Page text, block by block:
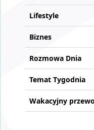
Lifestyle
Biznes
Rozmowa Dnia
Temat Tygodnia
Wakacyjny